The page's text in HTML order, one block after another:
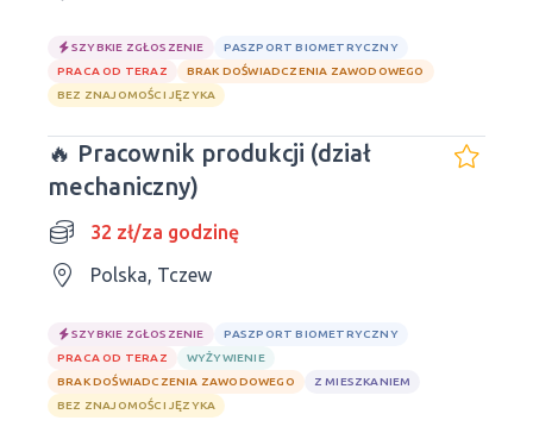
SZYBKIE ZGŁOSZENIE
PASZPORT BIOMETRYCZNY
PRACA OD TERAZ
BRAK DOŚWIADCZENIA ZAWODOWEGO
BEZ ZNAJOMOŚCI JĘZYKA
🔥 Pracownik produkcji (dział
mechaniczny)
32 zł/za godzinę
Polska, Tczew
SZYBKIE ZGŁOSZENIE
PASZPORT BIOMETRYCZNY
PRACA OD TERAZ
WYŻYWIENIE
BRAK DOŚWIADCZENIA ZAWODOWEGO
Z MIESZKANIEM
BEZ ZNAJOMOŚCI JĘZYKA